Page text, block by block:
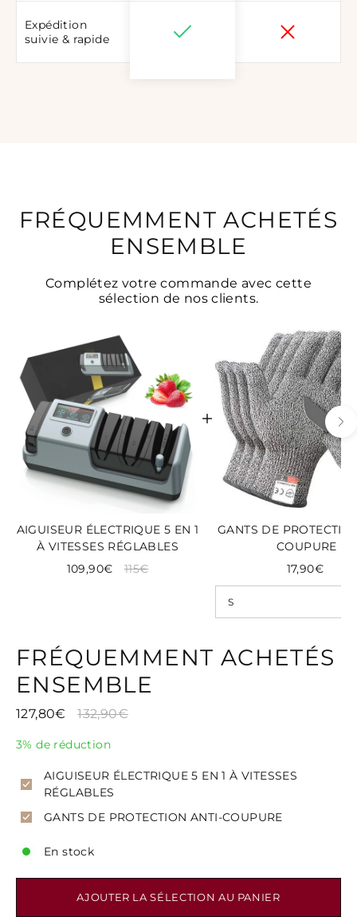
Expédition
suivie & rapide
FRÉQUEMMENT ACHETÉS
ENSEMBLE
Complétez votre commande avec cette
sélection de nos clients.
AIGUISEUR ÉLECTRIQUE 5 EN 1
À VITESSES RÉGLABLES
109,90€
115€
GANTS DE
COUPURE
17,90€
FRÉQUEMMENT ACHETÉS
ENSEMBLE
127,80€ 132,90€
3% de réduction
AIGUISEUR ÉLECTRIQUE 5 EN 1 À VITESSES
RÉGLABLES
GANTS DE PROTECTION ANTI-COUPURE
En stock
AJOUTER LA SÉLECTION AU PANIER